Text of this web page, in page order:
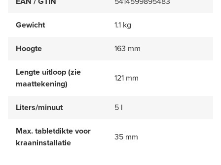
Gewicht 1.1 kg
Hoogte 163 mm
Lengte uitloop (zie
maattekening)
121 mm
Liters/minuut 5 l
Max. tabletdikte voor
kraaninstallatie
35 mm